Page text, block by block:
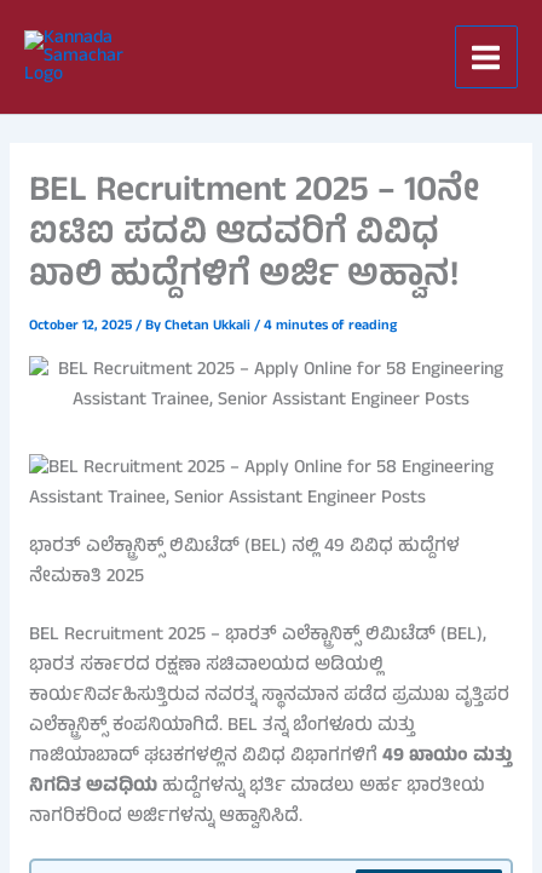
content
BEL Recruitment 2025 – 10ನೇ
ಐಟಿಐ ಪದವಿ ಆದವರಿಗೆ ವಿವಿಧ
ಖಾಲಿ ಹುದ್ದೆಗಳಿಗೆ ಅರ್ಜಿ ಅಹ್ವಾನ!
October 12, 2025/ ByChetan Ukkali/4 minutes of reading
ಭಾರತ್ ಎಲೆಕ್ಟ್ರಾನಿಕ್ಸ್ ಲಿಮಿಟೆಡ್ (BEL) ನಲ್ಲಿ 49 ವಿವಿಧ ಹುದ್ದೆಗಳ
ನೇಮಕಾತಿ 2025
BEL Recruitment 2025 – ಭಾರತ್ ಎಲೆಕ್ಟ್ರಾನಿಕ್ಸ್ ಲಿಮಿಟೆಡ್ (BEL),
ಭಾರತ ಸರ್ಕಾರದ ರಕ್ಷಣಾ ಸಚಿವಾಲಯದ ಅಡಿಯಲ್ಲಿ
ಕಾರ್ಯನಿರ್ವಹಿಸುತ್ತಿರುವ ನವರತ್ನ ಸ್ಥಾನಮಾನ ಪಡೆದ ಪ್ರಮುಖ ವೃತ್ತಿಪರ
ಎಲೆಕ್ಟ್ರಾನಿಕ್ಸ್ ಕಂಪನಿಯಾಗಿದೆ. BEL ತನ್ನ ಬೆಂಗಳೂರು ಮತ್ತು
ಗಾಜಿಯಾಬಾದ್ ಘಟಕಗಳಲ್ಲಿನ ವಿವಿಧ ವಿಭಾಗಗಳಿಗೆ49 ಖಾಯಂ ಮತ್ತು
ನಿಗದಿತ ಅವಧಿಯಹುದ್ದೆಗಳನ್ನು ಭರ್ತಿ ಮಾಡಲು ಅರ್ಹ ಭಾರತೀಯ
ನಾಗರಿಕರಿಂದ ಅರ್ಜಿಗಳನ್ನು ಆಹ್ವಾನಿಸಿದೆ.